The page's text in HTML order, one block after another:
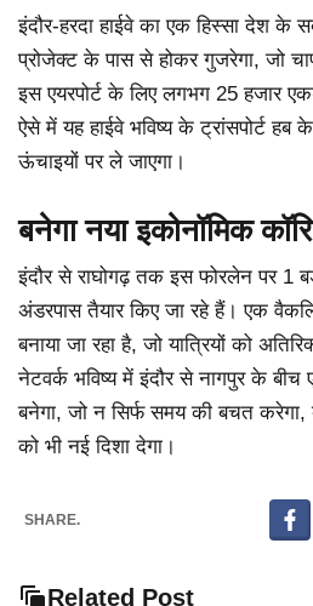
इंदौर-हरदा हाईवे का एक हिस्सा देश के
प्रोजेक्ट के पास से होकर गुजरेगा, जो
इस एयरपोर्ट के लिए लगभग 25 हजार
ऐसे में यह हाईवे भविष्य के ट्रांसपोर्ट हब
ऊंचाइयों पर ले जाएगा।
बनेगा नया इकोनॉमिक
इंदौर से राघोगढ़ तक इस फोरलेन पर 1
अंडरपास तैयार किए जा रहे हैं। एक
बनाया जा रहा है, जो यात्रियों को
नेटवर्क भविष्य में इंदौर से नागपुर के
बनेगा, जो न सिर्फ समय की बचत करेगा,
को भी नई दिशा देगा।
SHARE.
Related Post